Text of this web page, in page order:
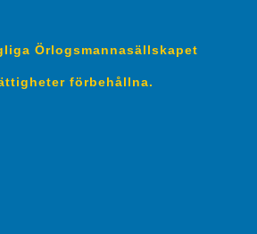
Örlogsmannasällskapet
förbehållna.